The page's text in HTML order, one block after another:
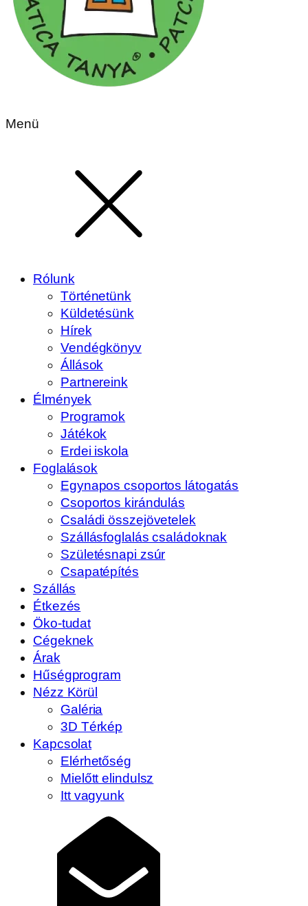
Menü
Rólunk
Történetünk
Küldetésünk
Hírek
Vendégkönyv
Állások
Partnereink
Élmények
Programok
Játékok
Erdei iskola
Foglalások
Egynapos csoportos látogatás
Csoportos kirándulás
Családi összejövetelek
Szállásfoglalás családoknak
Születésnapi zsúr
Csapatépítés
Szállás
Étkezés
Öko-tudat
Cégeknek
Árak
Hűségprogram
Nézz Körül
Galéria
3D Térkép
Kapcsolat
Elérhetőség
Mielőtt elindulsz
Itt vagyunk